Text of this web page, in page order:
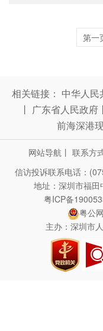
第一
相关链接： 中华人民
丨 广东省人民政府 丨
前海深港
网站导航 丨 联系方
信访投诉联系电话：
地址：深圳市福
粤ICP备
粤公
主办：深圳市